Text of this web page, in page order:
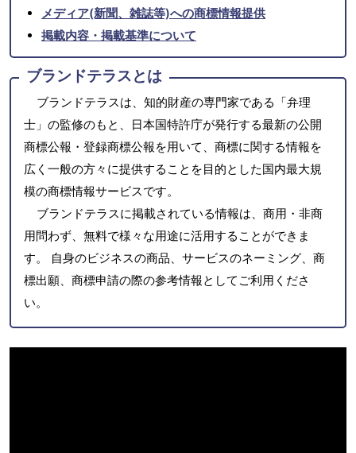
メディア(新聞、雑誌等)への商標情報提供
掲載内容・掲載基準について
ブランドテラスとは
ブランドテラスは、知的財産の専門家である「弁理
士」の監修のもと、日本国特許庁が発行する最新の公開
商標公報・登録商標公報を用いて、商標に関する情報を
広く一般の方々に提供することを目的とした国内最大規
模の商標情報サービスです。
ブランドテラスに掲載されている情報は、商用・非商
用問わず、無料で様々な用途に活用することができま
す。 自身のビジネスの商品、サービスのネーミング、商
標出願、商標申請の際の参考情報としてご利用くださ
い。